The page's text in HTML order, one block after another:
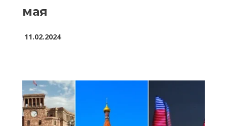
мая
11.02.2024